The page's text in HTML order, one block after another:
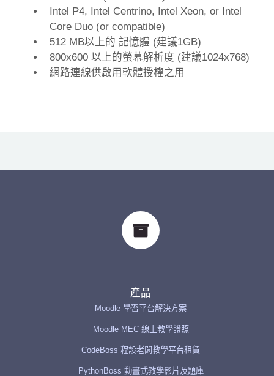
Intel P4, Intel Centrino, Intel Xeon, or Intel
Core Duo (or compatible)
512 MB以上的 記憶體 (建議1GB)
800x600 以上的螢幕解析度 (建議1024x768)
網路連線供啟用軟體授權之用
產品
Moodle 學習平台解決方案
Moodle MEC 線上教學證照
CodeBoss 程設老闆教學平台租賃
PythonBoss 動畫式教學影片及題庫